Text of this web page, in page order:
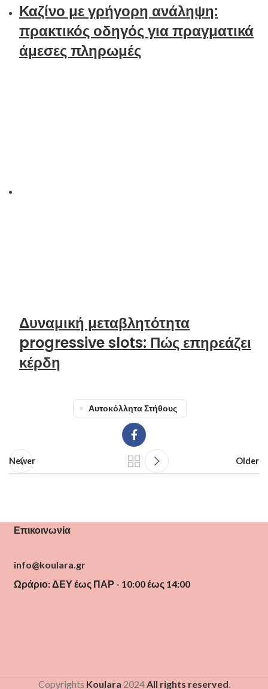
Καζίνο με γρήγορη ανάληψη:
πρακτικός οδηγός για πραγματικά
άμεσες πληρωμές
Δυναμική μεταβλητότητα
progressive slots: Πώς επηρεάζει
κέρδη
Αυτοκόλλητα Στήθους
Newer Older
Επικοινωνία
info@koulara.gr
Ωράριο: ΔΕΥ έως ΠΑΡ - 10:00 έως 14:00
Copyrights Koulara 2024All rights reserved.